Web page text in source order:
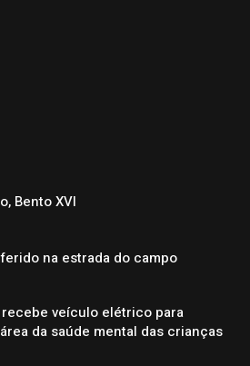
Bento XVI
na estrada do campo
veículo elétrico para
da saúde mental das crianças